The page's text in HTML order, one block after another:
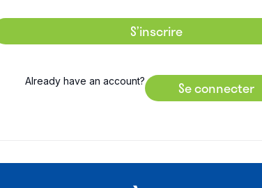
S’inscrire
Already have an account? Se connecter